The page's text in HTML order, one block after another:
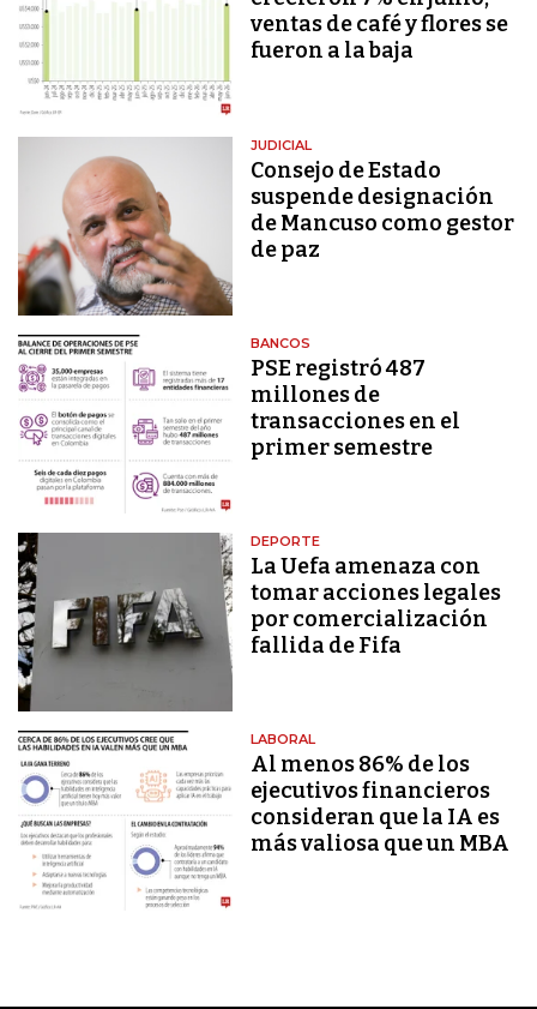
ventas de café y flores se
fueron a la baja
JUDICIAL
Consejo de Estado
suspende designación
de Mancuso como gestor
de paz
BANCOS
PSE registró 487
millones de
transacciones en el
primer semestre
DEPORTE
La Uefa amenaza con
tomar acciones legales
por comercialización
fallida de Fifa
LABORAL
Al menos 86% de los
ejecutivos financieros
consideran que la IA es
más valiosa que un MBA